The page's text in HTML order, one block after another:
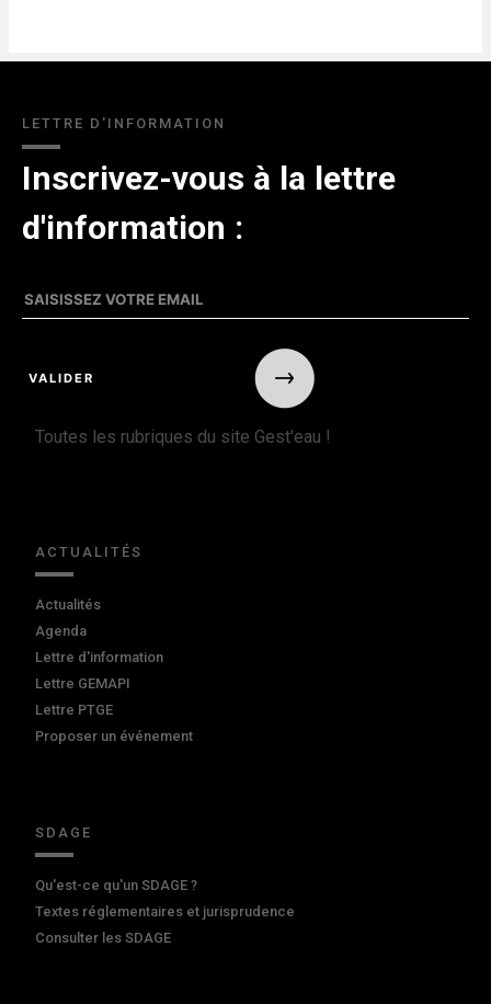
LETTRE D'INFORMATION
Inscrivez-vous à la lettre
d'information :
Toutes les rubriques du site Gest'eau !
ACTUALITÉS
Actualités
Agenda
Lettre d'information
Lettre GEMAPI
Lettre PTGE
Proposer un événement
SDAGE
Qu'est-ce qu'un SDAGE ?
Textes réglementaires et jurisprudence
Consulter les SDAGE